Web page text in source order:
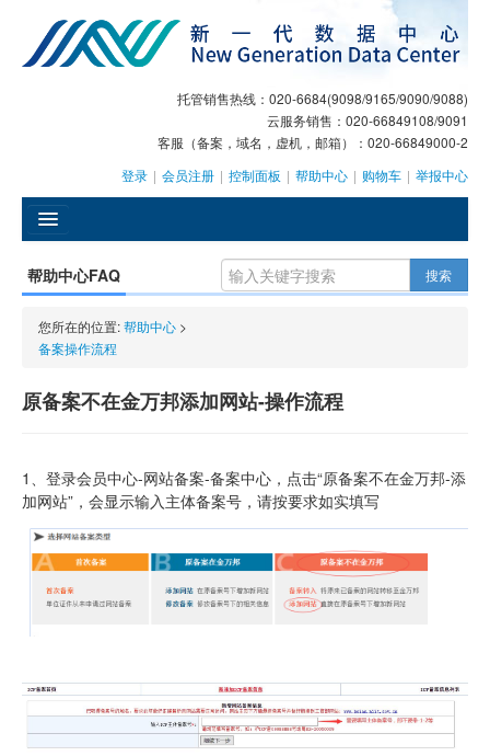
托管销售热线：020-6684(9098/9165/9090/9088)
云服务销售：020-66849108/9091
客服（备案，域名，虚机，邮箱）：020-66849000-2
登录 | 会员注册 | 控制面板 | 帮助中心 | 购物车 | 举报中心
GEO
AI客服
大模型服务
域名注册
虚拟主机
企业邮箱
SSL证书
客服中心
企业文化
帮助中心FAQ 搜索
您所在的位置:帮助中心 >
备案操作流程
原备案不在金万邦添加网站-操作流程
1、登录会员中心-网站备案-备案中心，点击“原备案不在金万邦-添
加网站”，会显示输入主体备案号，请按要求如实填写